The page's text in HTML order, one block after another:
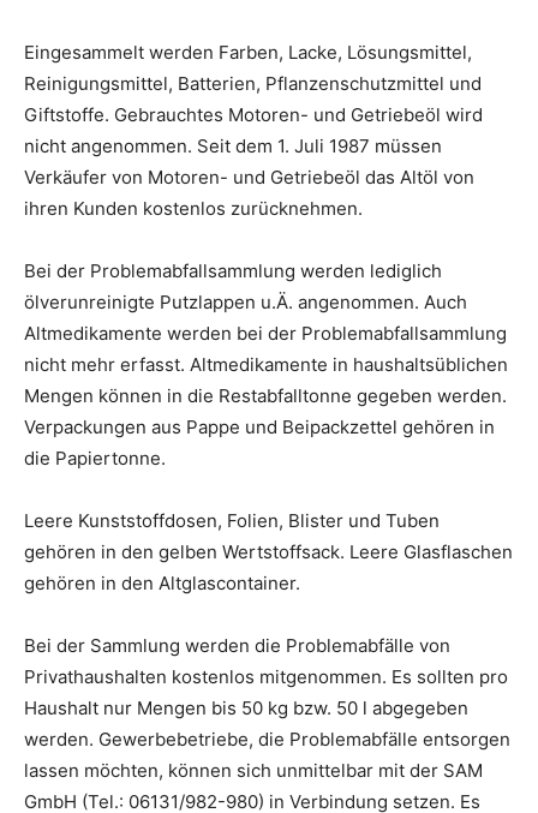
Eingesammelt werden Farben, Lacke, Lösungsmittel,
Reinigungsmittel, Batterien, Pflanzenschutzmittel und
Giftstoffe. Gebrauchtes Motoren- und Getriebeöl wird
nicht angenommen. Seit dem 1. Juli 1987 müssen
Verkäufer von Motoren- und Getriebeöl das Altöl von
ihren Kunden kostenlos zurücknehmen.
Bei der Problemabfallsammlung werden lediglich
ölverunreinigte Putzlappen u.Ä. angenommen. Auch
Altmedikamente werden bei der Problemabfallsammlung
nicht mehr erfasst. Altmedikamente in haushaltsüblichen
Mengen können in die Restabfalltonne gegeben werden.
Verpackungen aus Pappe und Beipackzettel gehören in
die Papiertonne.
Leere Kunststoffdosen, Folien, Blister und Tuben
gehören in den gelben Wertstoffsack. Leere Glasflaschen
gehören in den Altglascontainer.
Bei der Sammlung werden die Problemabfälle von
Privathaushalten kostenlos mitgenommen. Es sollten pro
Haushalt nur Mengen bis 50 kg bzw. 50 l abgegeben
werden. Gewerbebetriebe, die Problemabfälle entsorgen
lassen möchten, können sich unmittelbar mit der SAM
GmbH (Tel.: 06131/982-980) in Verbindung setzen. Es